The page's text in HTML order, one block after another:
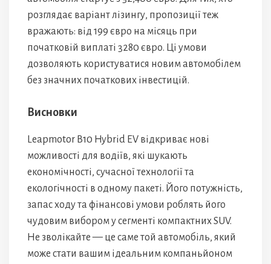
розглядає варіант лізингу, пропозиції теж
вражають: від 199 євро на місяць при
початковій виплаті 3280 євро. Ці умови
дозволяють користуватися новим автомобілем
без значних початкових інвестицій.
Висновки
Leapmotor B10 Hybrid EV відкриває нові
можливості для водіїв, які шукають
економічності, сучасної технології та
екологічності в одному пакеті. Його потужність,
запас ходу та фінансові умови роблять його
чудовим вибором у сегменті компактних SUV.
Не зволікайте — це саме той автомобіль, який
може стати вашим ідеальним компаньйоном